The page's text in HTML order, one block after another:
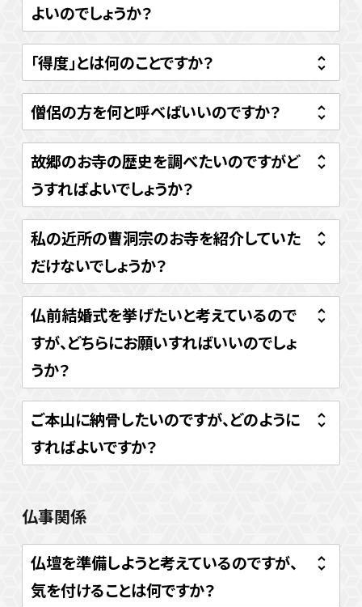
よいのでしょうか？
「得度」とは何のことですか？
僧侶の方を何と呼べばいいのですか？
故郷のお寺の歴史を調べたいのですがど
うすればよいでしょうか？
私の近所の曹洞宗のお寺を紹介していた
だけないでしょうか？
仏前結婚式を挙げたいと考えているので
すが、どちらにお願いすればいいのでしょ
うか？
ご本山に納骨したいのですが、どのように
すればよいですか？
仏事関係
仏壇を準備しようと考えているのですが、
気を付けることは何ですか？